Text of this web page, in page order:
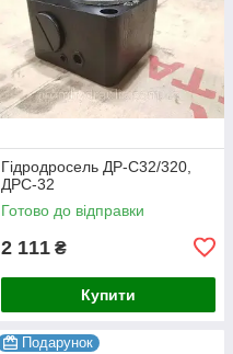
Гідродросель ДР-С32/320,
ДРС-32
Готово до відправки
2 111 ₴
Купити
Подарунок